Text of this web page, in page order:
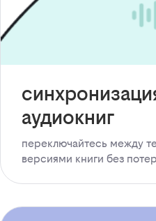
аудиокниг
переключайтесь между
версиями книги без